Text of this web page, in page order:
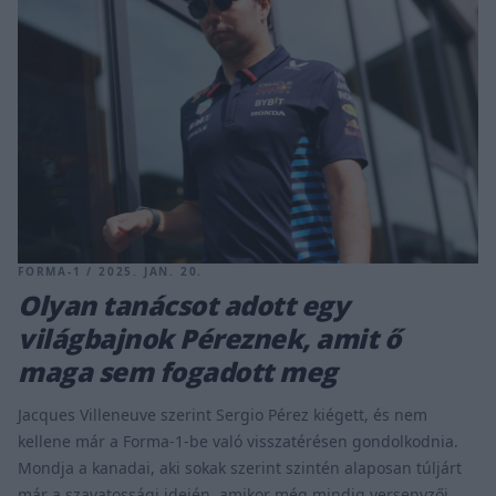
FORMA-1 / 2025. JAN. 20.
Olyan tanácsot adott egy
világbajnok Péreznek, amit ő
maga sem fogadott meg
Jacques Villeneuve szerint Sergio Pérez kiégett, és nem
kellene már a Forma-1-be való visszatérésen gondolkodnia.
Mondja a kanadai, aki sokak szerint szintén alaposan túljárt